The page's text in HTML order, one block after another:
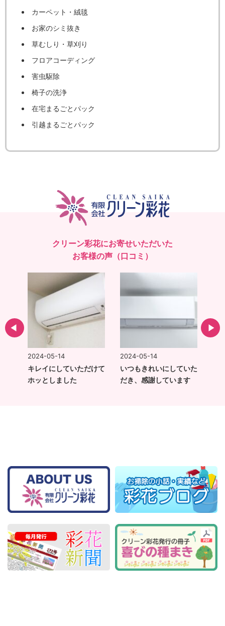
カーペット・絨毯
お家のシミ抜き
草むしり・草刈り
フロアコーディング
害虫駆除
椅子の洗浄
在宅まるごとパック
引越まるごとパック
クリーン彩花にお寄せいただいた
お客様の声（口コミ）
2024-05-14
キレイにしていただけて
ホッとしました
2024-05-14
いつもきれいにしていた
だき、感謝しています